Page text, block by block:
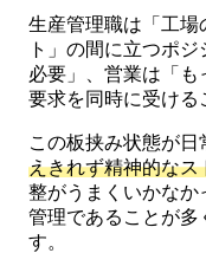
生産管理職は「工場
ト」の間に立つポ
必要」、営業は「も
要求を同時に受ける
この板挟み状態が日
えきれず精神的なス
整がうまくいかなか
管理であることが多
す。